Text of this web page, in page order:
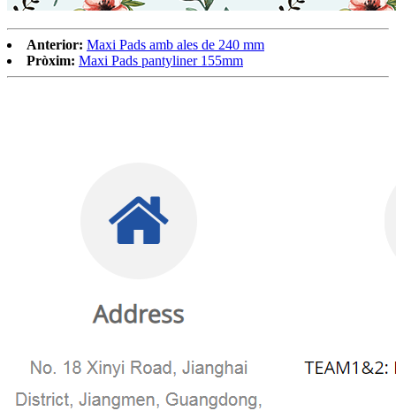
Anterior: Maxi Pads amb ales de 240 mm
Pròxim: Maxi Pads pantyliner 155mm